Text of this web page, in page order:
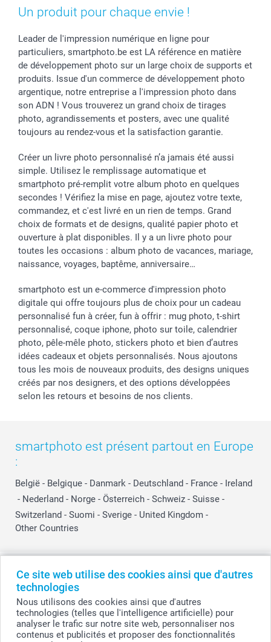
Ce site web utilise des cookies ainsi que d'autres
technologies
Nous utilisons des cookies ainsi que d'autres
technologies (telles que l'intelligence artificielle) pour
analyser le trafic sur notre site web, personnaliser nos
contenus et publicités et proposer des fonctionnalités
Stickers & Etiquettes
Cadres photo, accessoires déco & bonbons
Calendrier photos & Agendas photo
Dénicheur d'idées cadeau
Naissance & baptême
Fête des Pères
Toussaint
Rentrée des classes
Communion
Saint-Valentin
Vacances
Conditions
Droit de rétraction
Plaintes
Conditions générales
Vie privée
Gestion des cookies
Tarifs
Investisseurs
Droit de rétractation
smartgarantie
smartbonus
smartfriends
Modes de paiement
Modes de livraison
Grandes Quantités
Statut de ma commande
Un produit pour chaque envie !
Leader de l'impression numérique en ligne pour
particuliers, smartphoto.be est LA référence en matière
de développement photo sur un large choix de supports et
produits. Issue d'un commerce de développement photo
argentique, notre entreprise a l'impression photo dans
son ADN ! Vous trouverez un grand choix de tirages
photo, agrandissements et posters, avec une qualité
toujours au rendez-vous et la satisfaction garantie.
Créer un livre photo personnalisé n’a jamais été aussi
simple. Utilisez le remplissage automatique et
smartphoto pré-remplit votre album photo en quelques
secondes ! Vérifiez la mise en page, ajoutez votre texte,
commandez, et c'est livré en un rien de temps. Grand
choix de formats et de designs, qualité papier photo et
ouverture à plat disponibles. Il y a un livre photo pour
toutes les occasions : album photo de vacances, mariage,
naissance, voyages, baptême, anniversaire…
smartphoto est un e-commerce d'impression photo
digitale qui offre toujours plus de choix pour un cadeau
personnalisé fun à créer, fun à offrir : mug photo, t-shirt
personnalisé, coque iphone, photo sur toile, calendrier
photo, pêle-mêle photo, stickers photo et bien d’autres
idées cadeaux et objets personnalisés. Nous ajoutons
tous les mois de nouveaux produits, des designs uniques
créés par nos designers, et des options développées
selon les retours et besoins de nos clients.
smartphoto est présent partout en Europe
:
België - Belgique - Danmark - Deutschland - France - Ireland
- Nederland - Norge - Österreich - Schweiz - Suisse -
Switzerland - Suomi - Sverige - United Kingdom -
Other Countries
© smartphoto group. Tous droits réservés
smartphoto group SA.
Siège social : Kwatrechtsteenweg 160, 9230 Wetteren, Belgique
Tous les prix sont en EURO (€), TVA incluse et hors frais de port.